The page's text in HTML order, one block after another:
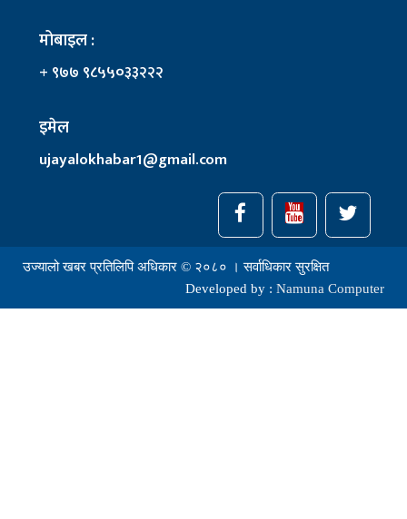
मोबाइल :
+ ९७७ ९८५५०३३२२२
इमेल
ujayalokhabar1@gmail.com
उज्यालो खबर प्रतिलिपि अधिकार © २०८० । सर्वाधिकार सुरक्षित
Developed by : Namuna Computer